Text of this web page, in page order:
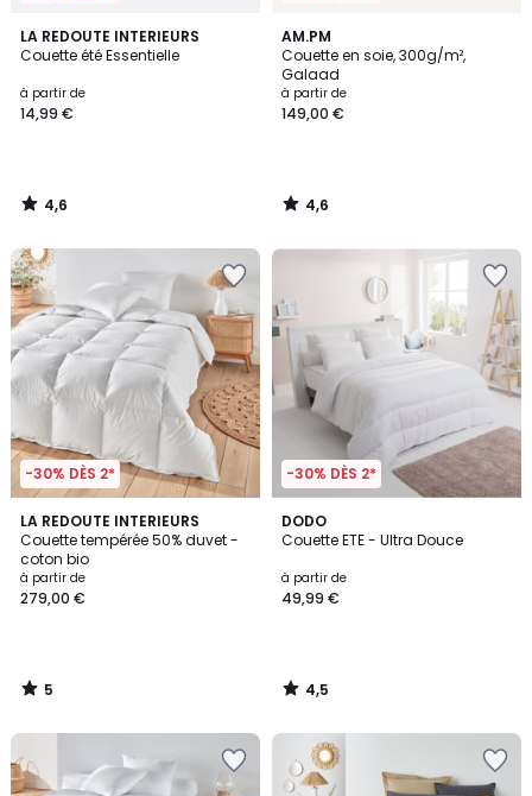
LA REDOUTE INTERIEURS
Couette été Essentielle
à partir de
14,99 €
4,6
/ 5
4,6
/
AM.PM
Couette en soie, 300g/m²,
Galaad
à partir de
149,00 €
4,6
/ 5
4,6
/
-30% DÈS 2*
LA REDOUTE INTERIEURS
Couette tempérée 50% duvet -
coton bio
à partir de
279,00 €
5
/
5
5
/
-30% DÈS 2*
DODO
Couette ETE - Ultra Douce
à partir de
49,99 €
4,5
/ 5
4,5
/